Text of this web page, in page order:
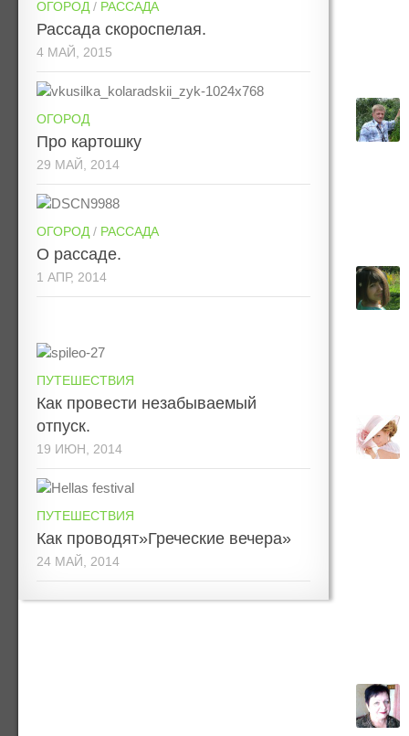
ОГОРОД / РАССАДА
Рассада скороспелая.
4 МАЙ, 2015
ОГОРОД
Про картошку
29 МАЙ, 2014
ОГОРОД / РАССАДА
О рассаде.
1 АПР, 2014
ПУТЕШЕСТВИЯ
Как провести незабываемый
отпуск.
19 ИЮН, 2014
ПУТЕШЕСТВИЯ
Как проводят»Греческие вечера»
24 МАЙ, 2014